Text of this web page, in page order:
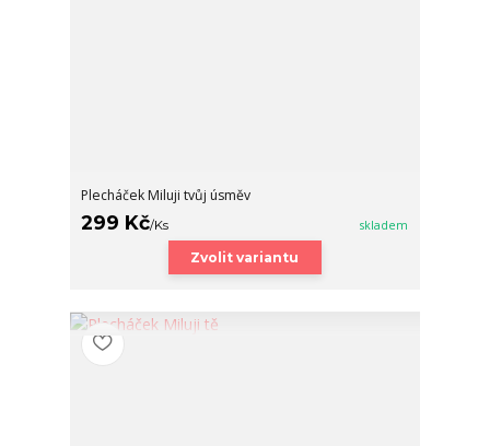
Plecháček Miluji tvůj úsměv
299 Kč/Ks skladem
Zvolit variantu